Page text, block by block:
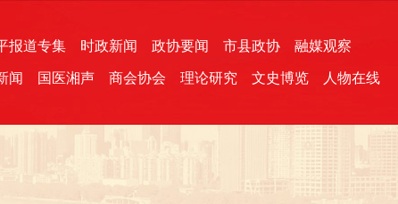
报道专集 时政新闻 政协要闻 市县政协 融媒观察
闻 国医湘声 商会协会 理论研究 文史博览 人物在线